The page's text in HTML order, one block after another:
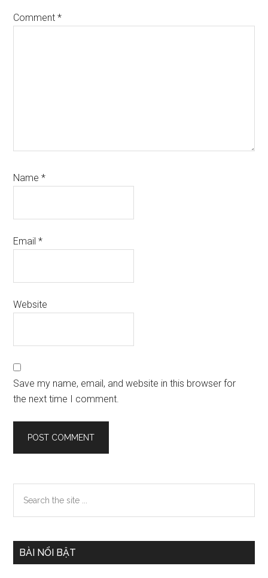
Comment*
Name*
Email*
Website
Save my name, email, and website in this browser for
the next time I comment.
Primary
Sidebar
the
BÀI NỔI BẬT